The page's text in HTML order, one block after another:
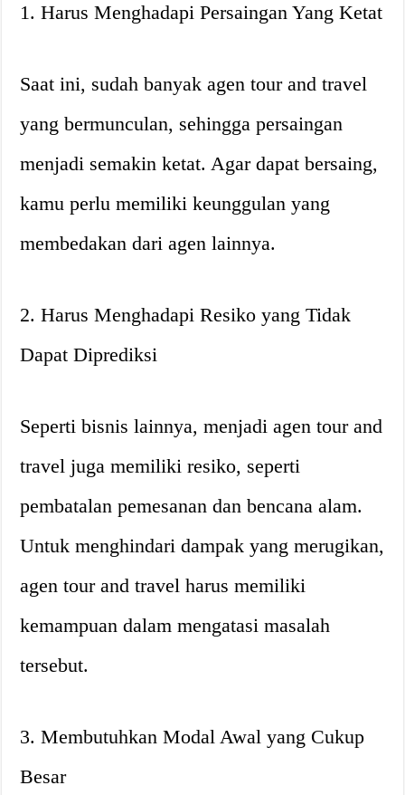
1. Harus Menghadapi Persaingan Yang Ketat
Saat ini, sudah banyak agen tour and travel
yang bermunculan, sehingga persaingan
menjadi semakin ketat. Agar dapat bersaing,
kamu perlu memiliki keunggulan yang
membedakan dari agen lainnya.
2. Harus Menghadapi Resiko yang Tidak
Dapat Diprediksi
Seperti bisnis lainnya, menjadi agen tour and
travel juga memiliki resiko, seperti
pembatalan pemesanan dan bencana alam.
Untuk menghindari dampak yang merugikan,
agen tour and travel harus memiliki
kemampuan dalam mengatasi masalah
tersebut.
3. Membutuhkan Modal Awal yang Cukup
Besar